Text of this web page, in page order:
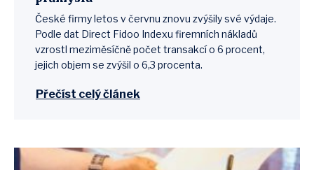
České firmy letos v červnu znovu zvýšily své výdaje.
Podle dat Direct Fidoo Indexu firemních nákladů
vzrostl meziměsíčně počet transakcí o 6 procent,
jejich objem se zvýšil o 6,3 procenta.
Přečíst celý článek